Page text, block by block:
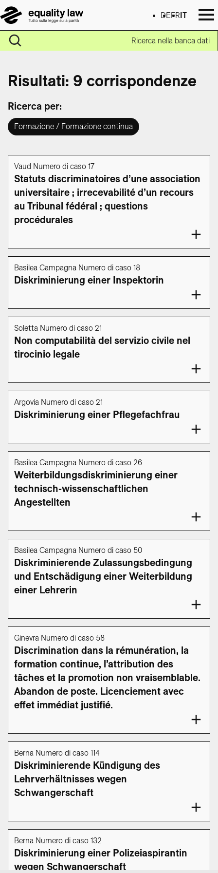
DEFR IT
Ricerca nella banca dati
Risultati: 9 corrispondenze
Ricerca per:
Formazione / Formazione continua
Vaud Numero di caso 17
Statuts discriminatoires d’une association
universitaire ; irrecevabilité d’un recours
au Tribunal fédéral ; questions
procédurales
Basilea Campagna Numero di caso 18
Diskriminierung einer Inspektorin
Soletta Numero di caso 21
Non computabilità del servizio civile nel
tirocinio legale
Argovia Numero di caso 21
Diskriminierung einer Pflegefachfrau
Basilea Campagna Numero di caso 26
Weiterbildungsdiskriminierung einer
technisch-wissenschaftlichen
Angestellten
Basilea Campagna Numero di caso 50
Diskriminierende Zulassungsbedingung
und Entschädigung einer Weiterbildung
einer Lehrerin
Ginevra Numero di caso 58
Discrimination dans la rémunération, la
formation continue, l’attribution des
tâches et la promotion non vraisemblable.
Abandon de poste. Licenciement avec
effet immédiat justifié.
Berna Numero di caso 114
Diskriminierende Kündigung des
Lehrverhältnisses wegen
Schwangerschaft
Berna Numero di caso 132
Diskriminierung einer Polizeiaspirantin
wegen Schwangerschaft